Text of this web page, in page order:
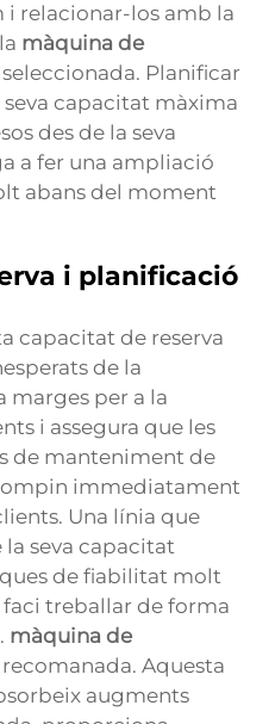
relacionar-los amb la
màquina de
seleccionada. Planificar
capacitat màxima
des de la seva
a fer una ampliació
abans del moment
i planificació
capacitat de reserva
de la
per a la
i assegura que les
de manteniment de
immediatament
Una línia que
la seva capacitat
de fiabilitat molt
treballar de forma
màquina de
recomanada. Aquesta
augments